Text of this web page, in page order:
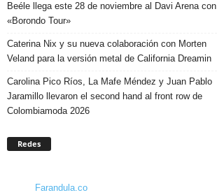
Beéle llega este 28 de noviembre al Davi Arena con
«Borondo Tour»
Caterina Nix y su nueva colaboración con Morten
Veland para la versión metal de California Dreamin
Carolina Pico Ríos, La Mafe Méndez y Juan Pablo
Jaramillo llevaron el second hand al front row de
Colombiamoda 2026
Redes
Farandula.co